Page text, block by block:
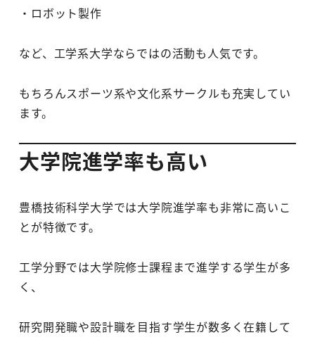
・ロボット製作
など、工学系大学ならではの活動も人気です。
もちろんスポーツ系や文化系サークルも充実してい
ます。
大学院進学率も高い
豊橋技術科学大学では大学院進学率も非常に高いこ
とが特徴です。
工学分野では大学院修士課程まで進学する学生が多
く、
研究開発職や設計職を目指す学生が数多く在籍して